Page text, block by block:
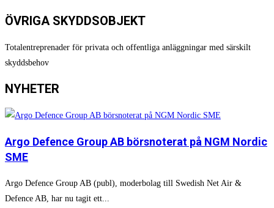
ÖVRIGA SKYDDSOBJEKT
Totalentreprenader för privata och offentliga anläggningar med särskilt
skyddsbehov
NYHETER
Argo Defence Group AB börsnoterat på NGM Nordic
SME
Argo Defence Group AB (publ), moderbolag till Swedish Net Air &
Defence AB, har nu tagit ett...